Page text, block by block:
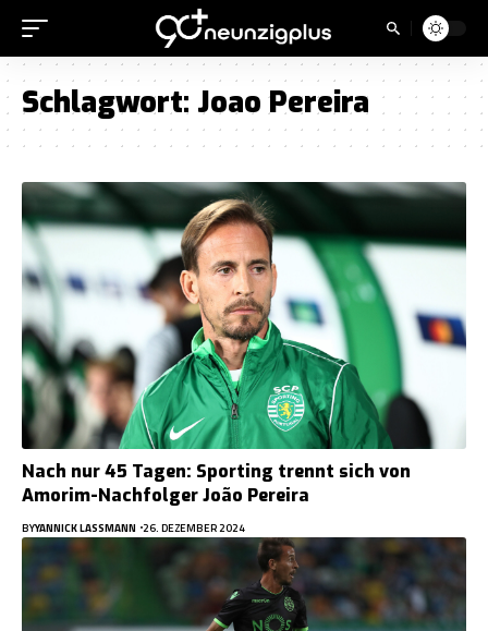
Schlagwort: Joao Pereira
Nach nur 45 Tagen: Sporting trennt sich von
Amorim-Nachfolger João Pereira
BYYANNICK LASSMANN 26. DEZEMBER 2024